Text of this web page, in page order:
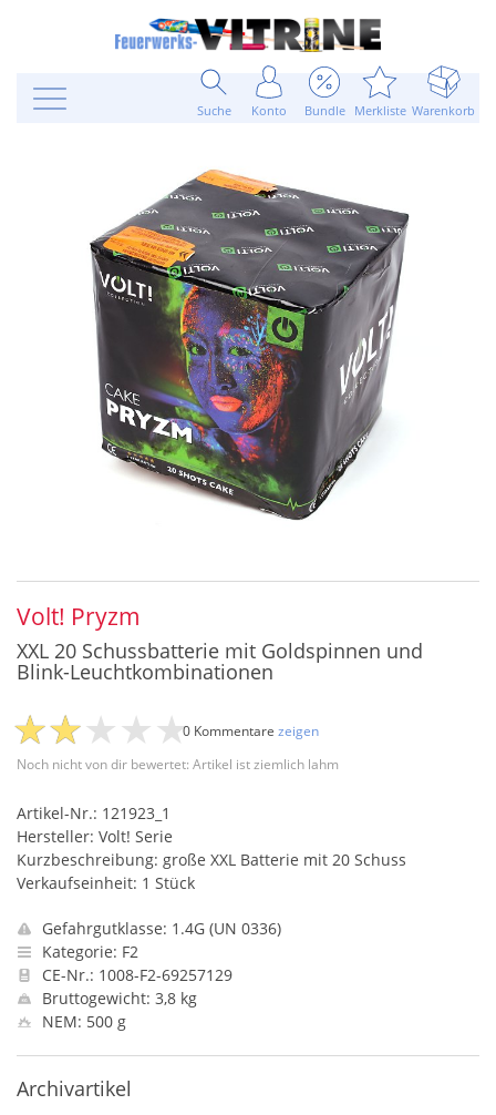
Suche Konto Bundle Merkliste Warenkorb
Volt! Pryzm
XXL 20 Schussbatterie mit Goldspinnen und
Blink-Leuchtkombinationen
Noch nicht von dir bewertet: Artikel ist ziemlich lahm
0 Kommentare zeigen
Artikel-Nr.: 121923_1
Hersteller: Volt! Serie
Kurzbeschreibung: große XXL Batterie mit 20 Schuss
Verkaufseinheit: 1 Stück
Gefahrgutklasse: 1.4G (UN 0336)
Kategorie: F2
CE-Nr.: 1008-F2-69257129
Bruttogewicht: 3,8 kg
NEM: 500 g
Archivartikel